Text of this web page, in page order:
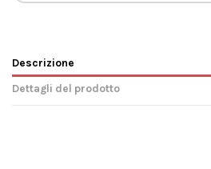
Descrizione
Dettagli del prodotto